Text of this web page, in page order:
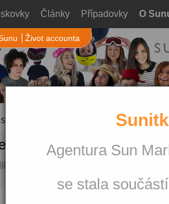
Agentura Sun
se stala
Články Případovky O
Život accounta
» Profil uživatele
(at) sunmarketing.cz